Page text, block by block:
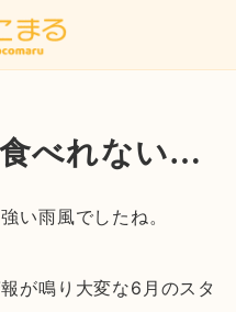
べれない…
い雨風でしたね。
が鳴り大変な6月のスタ